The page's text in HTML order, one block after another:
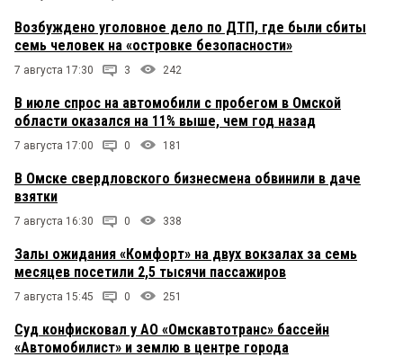
Возбуждено уголовное дело по ДТП, где были сбиты
семь человек на «островке безопасности»
7 августа 17:30 3 242
В июле спрос на автомобили с пробегом в Омской
области оказался на 11% выше, чем год назад
7 августа 17:00 0 181
В Омске свердловского бизнесмена обвинили в даче
взятки
7 августа 16:30 0 338
Залы ожидания «Комфорт» на двух вокзалах за семь
месяцев посетили 2,5 тысячи пассажиров
7 августа 15:45 0 251
Суд конфисковал у АО «Омскавтотранс» бассейн
«Автомобилист» и землю в центре города